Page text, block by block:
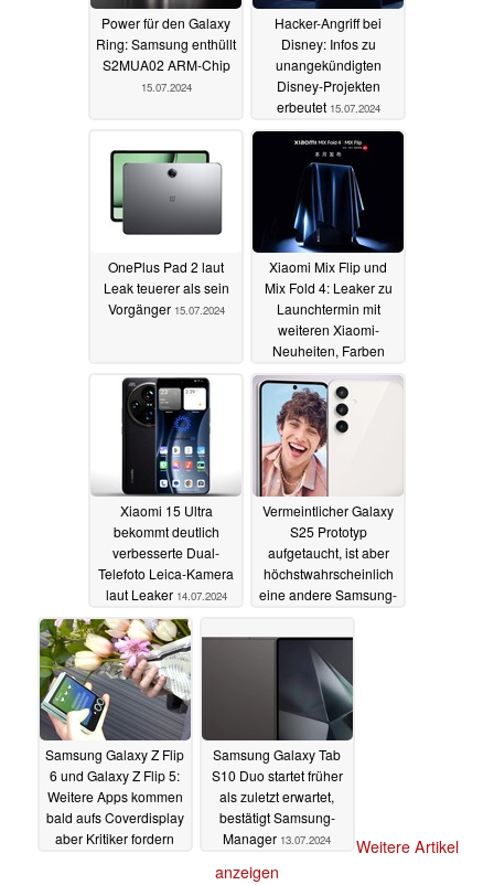
Power für den Galaxy
Ring: Samsung enthüllt
S2MUA02 ARM-Chip
15.07.2024
Hacker-Angriff bei
Disney: Infos zu
unangekündigten
Disney-Projekten
erbeutet 15.07.2024
OnePlus Pad 2 laut
Leak teuerer als sein
Vorgänger 15.07.2024
Xiaomi Mix Flip und
Mix Fold 4: Leaker zu
Launchtermin mit
weiteren Xiaomi-
Neuheiten, Farben
sowie einigen Specs
14.07.2024
Xiaomi 15 Ultra
bekommt deutlich
verbesserte Dual-
Telefoto Leica-Kamera
laut Leaker 14.07.2024
Vermeintlicher Galaxy
S25 Prototyp
aufgetaucht, ist aber
höchstwahrscheinlich
eine andere Samsung-
Samsung Galaxy Z Flip
6 und Galaxy Z Flip 5:
Weitere Apps kommen
bald aufs Coverdisplay
aber Kritiker fordern
Samsung Galaxy Tab
S10 Duo startet früher
als zuletzt erwartet,
bestätigt Samsung-
Manager 13.07.2024
Weitere Artikel
anzeigen